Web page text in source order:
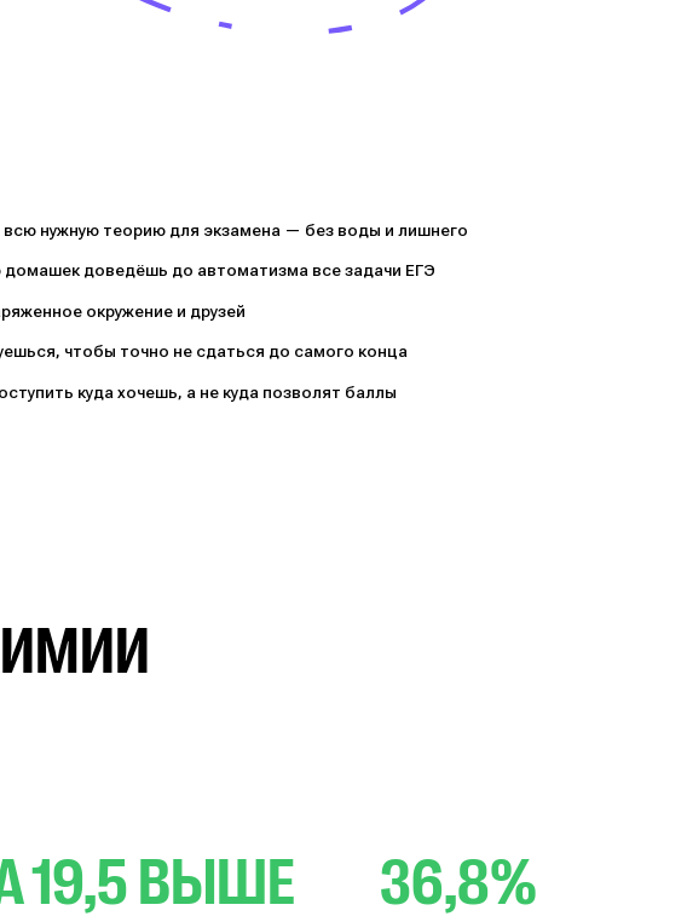
нужную теорию для экзамена — без воды и лишнего
доведёшь до автоматизма все задачи ЕГЭ
окружение и друзей
чтобы точно не сдаться до самого конца
куда хочешь, а не куда позволят баллы
19,5 ВЫШЕ 36,8%